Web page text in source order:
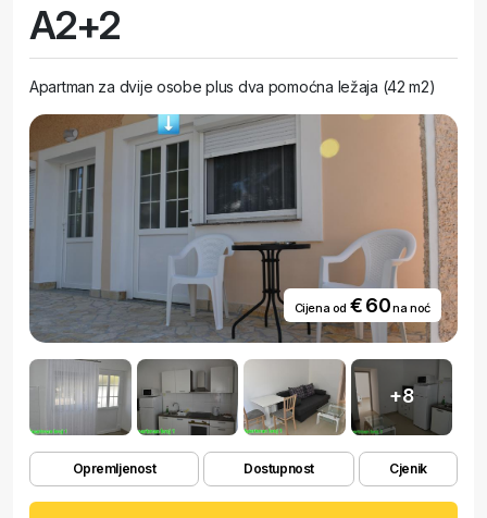
A2+2
Apartman za dvije osobe plus dva pomoćna ležaja (42 m2)
Cijena od € 60na noć
+8
Opremljenost Dostupnost Cjenik